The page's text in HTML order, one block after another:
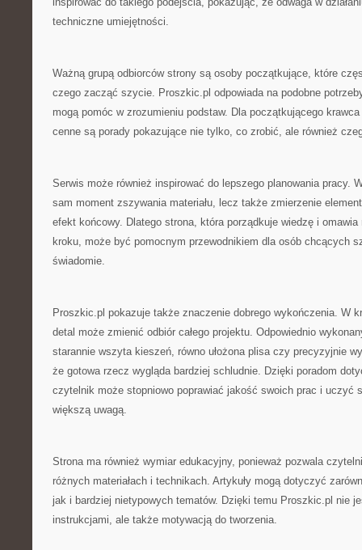
techniczne umiejętności.
Ważną grupą odbiorców strony są osoby początkujące, które
czego zacząć szycie. Proszkic.pl odpowiada na podobne
mogą pomóc w zrozumieniu podstaw. Dla początkującego
cenne są porady pokazujące nie tylko, co zrobić, ale również
Serwis może również inspirować do lepszego planowania pracy.
sam moment zszywania materiału, lecz także zmierzenie
efekt końcowy. Dlatego strona, która porządkuje wiedzę i
kroku, może być pomocnym przewodnikiem dla osób chcących
świadomie.
Proszkic.pl pokazuje także znaczenie dobrego wykończenia. W
detal może zmienić odbiór całego projektu. Odpowiednio
starannie wszyta kieszeń, równo ułożona plisa czy precyzyjnie
że gotowa rzecz wygląda bardziej schludnie. Dzięki poradom
czytelnik może stopniowo poprawiać jakość swoich prac i uczyć
większą uwagą.
Strona ma również wymiar edukacyjny, ponieważ pozwala
różnych materiałach i technikach. Artykuły mogą dotyczyć
jak i bardziej nietypowych tematów. Dzięki temu Proszkic.pl nie
instrukcjami, ale także motywacją do tworzenia.